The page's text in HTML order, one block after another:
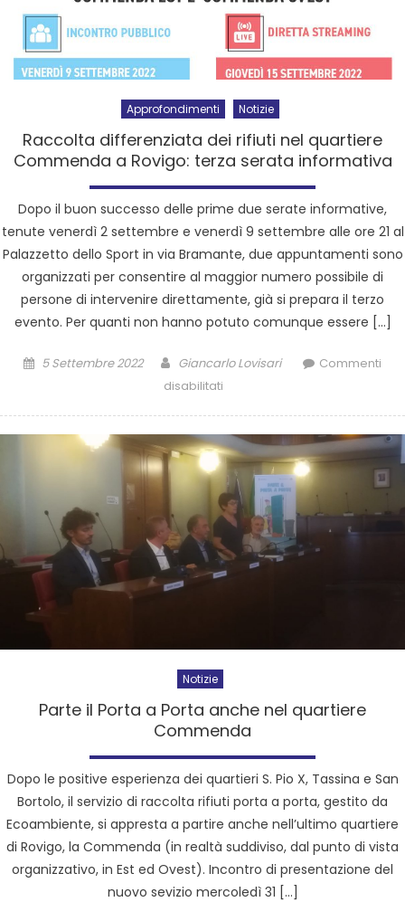
Approfondimenti Notizie
Raccolta differenziata dei rifiuti nel quartiere
Commenda a Rovigo: terza serata informativa
Dopo il buon successo delle prime due serate informative,
tenute venerdì 2 settembre e venerdì 9 settembre alle ore 21 al
Palazzetto dello Sport in via Bramante, due appuntamenti sono
organizzati per consentire al maggior numero possibile di
persone di intervenire direttamente, già si prepara il terzo
evento. Per quanti non hanno potuto comunque essere […]
5 Settembre 2022 Giancarlo Lovisari
Commenti
disabilitati
Notizie
Parte il Porta a Porta anche nel quartiere
Commenda
Dopo le positive esperienza dei quartieri S. Pio X, Tassina e San
Bortolo, il servizio di raccolta rifiuti porta a porta, gestito da
Ecoambiente, si appresta a partire anche nell’ultimo quartiere
di Rovigo, la Commenda (in realtà suddiviso, dal punto di vista
organizzativo, in Est ed Ovest). Incontro di presentazione del
nuovo sevizio mercoledì 31 […]